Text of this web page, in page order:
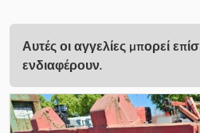
Αυτές οι αγγελίες μπορεί
ενδιαφέρουν.